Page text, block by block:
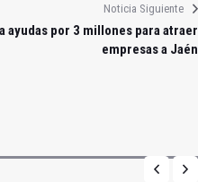
Noticia Siguiente
ayudas por 3 millones para atraer
empresas a Jaén